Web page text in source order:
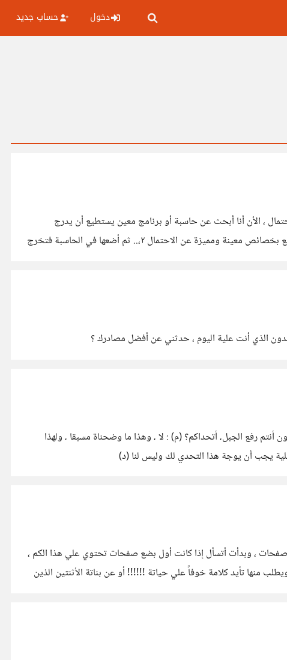
دخول حساب جديد
أطيل عليكم ، أنا أعمل علي خلق نظام تصنيف لموضوع ما ، في هذا النظام ٧ فئات ، وفي كل فئة ٣ عناصر ، مما يعطيني ٧٢٩ أحتمال ، الأن أنا أبحث عن حاسبة أو برنامج معين يستطيع أن يدرج
خصائص كل أحتمال من الأحتمالات ال ٧٢٩ في نتيتجة ، فعلي سبيل المثال لو أخذنا الأحتمال ١ والذي هو نتيجة مجموع ٧ عناصر ويتمتع بخصائص معينة ومميزة عن الاحتمال ٢،.. ثم أضعها في الحاسبة فتخرج
الذي أنت علية اليوم ، حدثني عن أفضل مصادرك ؟
رفع الجبل، أتحداكم؟ (م) : لا ، وهذا ما وضحناة مسبقا ، ولهذا
يجب أن يوجة هذا التحدي لك وليس لنا (د)
صفحات ، وبدأت أتسأل إذا كانت أول بضع صفحات تحتوي علي هذا الكم ،
منها تأيد كلامة خوفاً علي حياتة !!!!!! أو عن بناتة الأثنتين الذين